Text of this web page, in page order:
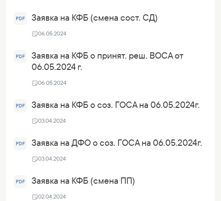
PDF Заявка на КФБ (смена сост. СД)
06.05.2024
PDF
Заявка на КФБ о принят. реш. ВОСА от
06.05.2024 г.
06.05.2024
PDF Заявка на КФБ о соз. ГОСА на 06.05.2024г.
03.04.2024
PDF Заявка на ДФО о соз. ГОСА на 06.05.2024г.
03.04.2024
PDF Заявка на КФБ (смена ПП)
02.04.2024